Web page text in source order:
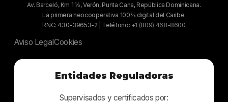
Av. Barceló, Km 1 ½, Verón, Punta Cana, República Dominicana.
La primera neocooperativa 100% digital del Caribe.
RNC: 430-39653-2 | Teléfono: +1 (809) 468-8600
Aviso LegalCookies
Entidades Reguladoras
Supervisados y certificados por: